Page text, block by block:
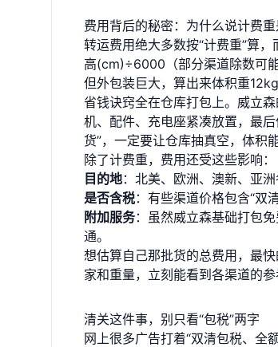
费用背后的秘密：为什么说计费
转运费用绝大多数按“计费重”算
高(cm)÷6000（部分渠道除数可
但外包装巨大，算出来体积重
省钱诀窍全在仓库打包上。威立
机、配件、充电座紧凑放置，最
货”，一定要让仓库抽真空，体积
除了计费重，费用还受这些影响：
目的地：北美、欧洲、澳新、亚
是否含税：有些渠道价格包含“双
附加服务：虽然威立森基础打包
通。
想估算自己那批货的总费用，最
家和重量，立刻能看到各渠道的参
清关这件事，别只看“包税”两字
网上很多广告打着“双清包税、全